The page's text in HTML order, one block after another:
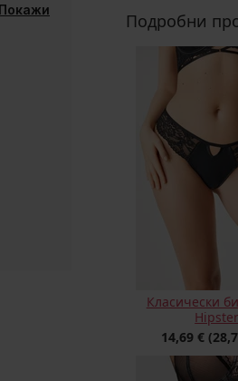
Покажи
Подробни
Класически
Hipster
14,69 €